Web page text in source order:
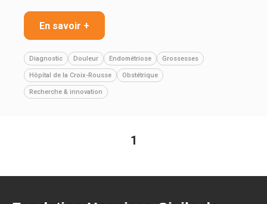
En savoir +
Diagnostic Douleur Endométriose Grossesses
Hôpital de la Croix-Rousse Obstétrique
Recherche & innovation
1